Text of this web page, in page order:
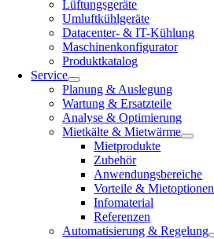
Lüftungsgeräte
Umluftkühlgeräte
Datacenter- & IT-Kühlung
Maschinenkonfigurator
Produktkatalog
Service
Planung & Auslegung
Wartung & Ersatzteile
Analyse & Optimierung
Mietkälte & Mietwärme
Mietprodukte
Zubehör
Anwendungsbereiche
Vorteile & Mietoptionen
Infomaterial
Referenzen
Automatisierung & Regelung